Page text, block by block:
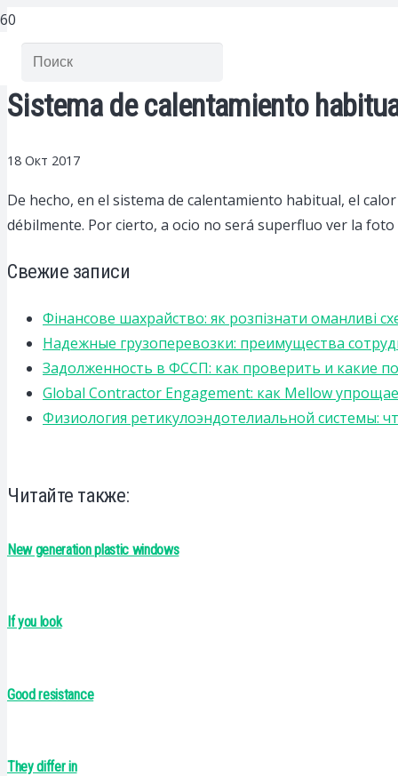
Sistema de calentamiento
18 Окт 2017
De hecho, en el sistema de calentamiento habitual, el
débilmente. Por cierto, a ocio no será superfluo ver la
Свежие записи
Фінансове шахрайство: як розпізнати оманливі
Надежные грузоперевозки: преимущества
Задолженность в ФССП: как проверить и какие
Global Contractor Engagement: как Mellow
Физиология ретикулоэндотелиальной системы:
Читайте также:
New generation plastic windows
If you look
Good resistance
They differ in